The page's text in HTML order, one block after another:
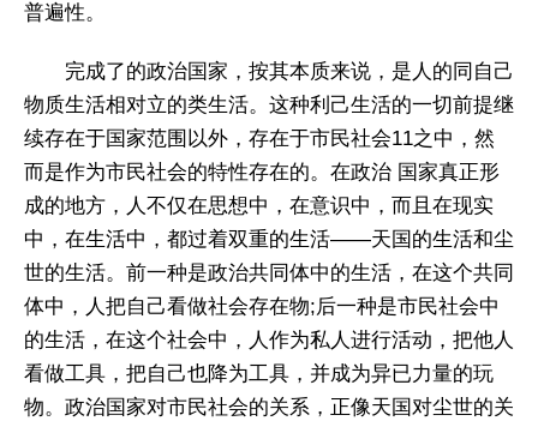
普遍性。
完成了的政治国家，按其本质来说，是人的同自己
物质生活相对立的类生活。这种利己生活的一切前提继
续存在于国家范围以外，存在于市民社会11之中，然
而是作为市民社会的特性存在的。在政治 国家真正形
成的地方，人不仅在思想中，在意识中，而且在现实
中，在生活中，都过着双重的生活——天国的生活和尘
世的生活。前一种是政治共同体中的生活，在这个共同
体中，人把自己看做社会存在物;后一种是市民社会中
的生活，在这个社会中，人作为私人进行活动，把他人
看做工具，把自己也降为工具，并成为异已力量的玩
物。政治国家对市民社会的关系，正像天国对尘世的关